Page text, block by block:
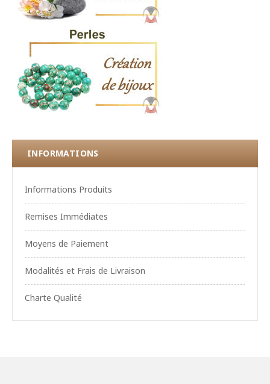
INFORMATIONS
Informations Produits
Remises Immédiates
Moyens de Paiement
Modalités et Frais de Livraison
Charte Qualité